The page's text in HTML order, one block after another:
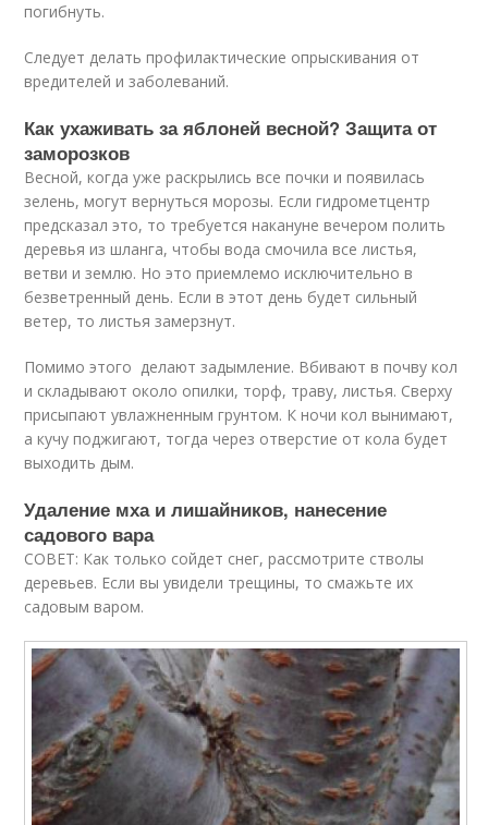
погибнуть.
Следует делать профилактические опрыскивания от
вредителей и заболеваний.
Как ухаживать за яблоней весной? Защита от
заморозков
Весной, когда уже раскрылись все почки и появилась
зелень, могут вернуться морозы. Если гидрометцентр
предсказал это, то требуется накануне вечером полить
деревья из шланга, чтобы вода смочила все листья,
ветви и землю. Но это приемлемо исключительно в
безветренный день. Если в этот день будет сильный
ветер, то листья замерзнут.
Помимо этого делают задымление. Вбивают в почву кол
и складывают около опилки, торф, траву, листья. Сверху
присыпают увлажненным грунтом. К ночи кол вынимают,
а кучу поджигают, тогда через отверстие от кола будет
выходить дым.
Удаление мха и лишайников, нанесение
садового вара
СОВЕТ: Как только сойдет снег, рассмотрите стволы
деревьев. Если вы увидели трещины, то смажьте их
садовым варом.